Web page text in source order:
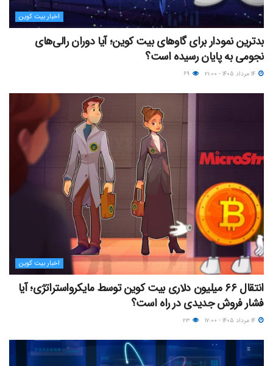
اخبار بیت کوین
بدترین نمودار برای گاوهای بیت کوین؛ آیا دوران رالی‌های
نجومی به پایان رسیده است؟
اخبار بیت کوین
انتقال ۶۶ میلیون دلاری بیت کوین توسط مایکرواستراتژی؛ آیا
فشار فروش جدیدی در راه است؟